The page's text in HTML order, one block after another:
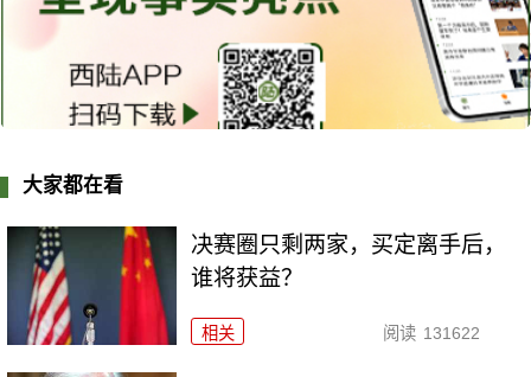
大家都在看
决赛圈只剩两家，买定离手后，
谁将获益？
相关 阅读 131622